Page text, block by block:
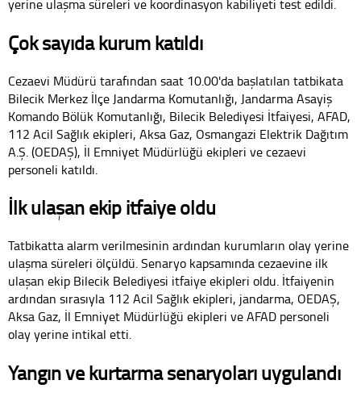
yerine ulaşma süreleri ve koordinasyon kabiliyeti test edildi.
Çok sayıda kurum katıldı
Cezaevi Müdürü tarafından saat 10.00'da başlatılan tatbikata
Bilecik Merkez İlçe Jandarma Komutanlığı, Jandarma Asayiş
Komando Bölük Komutanlığı, Bilecik Belediyesi İtfaiyesi, AFAD,
112 Acil Sağlık ekipleri, Aksa Gaz, Osmangazi Elektrik Dağıtım
A.Ş. (OEDAŞ), İl Emniyet Müdürlüğü ekipleri ve cezaevi
personeli katıldı.
İlk ulaşan ekip itfaiye oldu
Tatbikatta alarm verilmesinin ardından kurumların olay yerine
ulaşma süreleri ölçüldü. Senaryo kapsamında cezaevine ilk
ulaşan ekip Bilecik Belediyesi itfaiye ekipleri oldu. İtfaiyenin
ardından sırasıyla 112 Acil Sağlık ekipleri, jandarma, OEDAŞ,
Aksa Gaz, İl Emniyet Müdürlüğü ekipleri ve AFAD personeli
olay yerine intikal etti.
Yangın ve kurtarma senaryoları uygulandı